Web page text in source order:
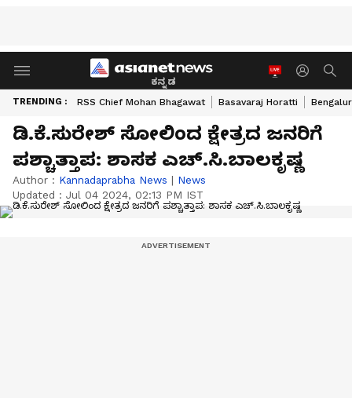
ಕನ್ನಡ
TRENDING : RSS Chief Mohan Bhagawat Basavaraj Horatti
ಡಿ.ಕೆ.ಸುರೇಶ್ ಸೋಲಿಂದ ಕ್ಷೇತ್ರದ ಜನರಿಗೆ
ಪಶ್ಚಾತ್ತಾಪ: ಶಾಸಕ ಎಚ್.ಸಿ.ಬಾಲಕೃಷ್ಣ
Author : Kannadaprabha News | News
Updated : Jul 04 2024, 02:13 PM IST